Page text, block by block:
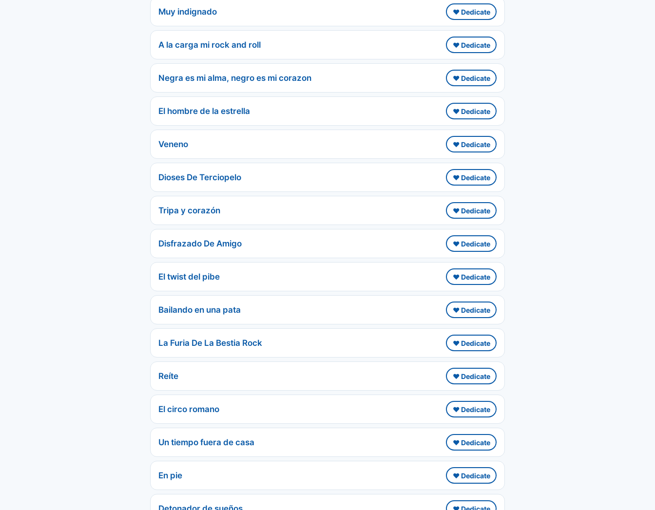
Muy indignado ❤️ Dedicate
A la carga mi rock and roll ❤️ Dedicate
Negra es mi alma, negro es mi corazon ❤️ Dedicate
El hombre de la estrella ❤️ Dedicate
Veneno ❤️ Dedicate
Dioses De Terciopelo ❤️ Dedicate
Tripa y corazón ❤️ Dedicate
Disfrazado De Amigo ❤️ Dedicate
El twist del pibe ❤️ Dedicate
Bailando en una pata ❤️ Dedicate
La Furia De La Bestia Rock ❤️ Dedicate
Reíte ❤️ Dedicate
El circo romano ❤️ Dedicate
Un tiempo fuera de casa ❤️ Dedicate
En pie ❤️ Dedicate